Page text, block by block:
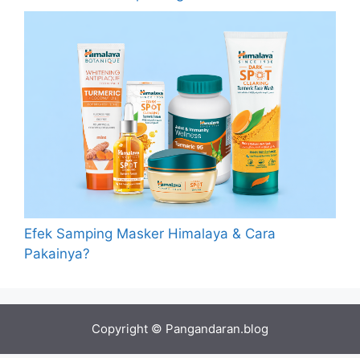
Efek Samping Masker Himalaya & Cara
Pakainya?
Copyright © Pangandaran.blog